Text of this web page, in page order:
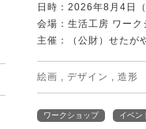
日時：2026年8月4日
会場：生活工房 ワー
主催：（公財）せたが
絵画 デザイン 造形
ワークショップ イベン